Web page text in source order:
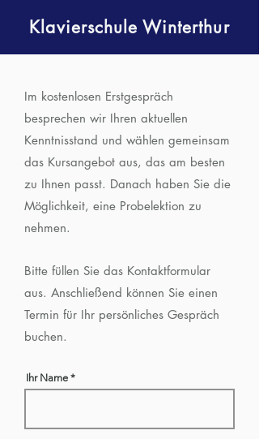
Klavierschule Winterthur
Im kostenlosen Erstgespräch
besprechen wir Ihren aktuellen
Kenntnisstand und wählen gemeinsam
das Kursangebot aus, das am besten
zu Ihnen passt. Danach haben Sie die
Möglichkeit, eine Probelektion zu
nehmen.
Bitte füllen Sie das Kontaktformular
aus. Anschließend können Sie einen
Termin für Ihr persönliches Gespräch
buchen.
Ihr Name